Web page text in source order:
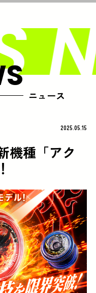
ニュース
2025.05.15
機種「アク